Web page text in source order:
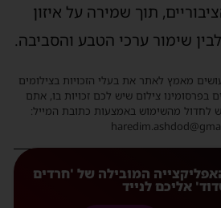
תוך שמירה על איזון
שימור ערכי הטבע והסביבה.
מאמץ לאתר את בעלי הזכויות בצילומים
בפרסומינו צילום שיש לכם זכויות בו, אתם
לחדול מהשימוש באמצעות כתובת המייל:
המובילה של 'חרדים
אליכם לנייד